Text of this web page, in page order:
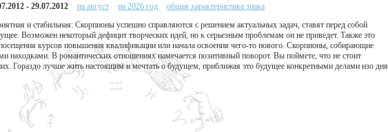
- 29.07.2012 на август на 2026 год
общая характеристика знака
и стабильная: Скорпионы успешно справляются с решением актуальных задач, ставят перед собой
Возможен некоторый дефицит творческих идей, но к серьезным проблемам он не приведет. Также это
курсов повышения квалификации или начала освоения чего-то нового. Скорпионы, собирающие
находками. В романтических отношениях намечается позитивный поворот. Вы поймете, что не стоит
Гораздо лучше жить настоящим и мечтать о будущем, приближая это будущее конкретными делами изо дня